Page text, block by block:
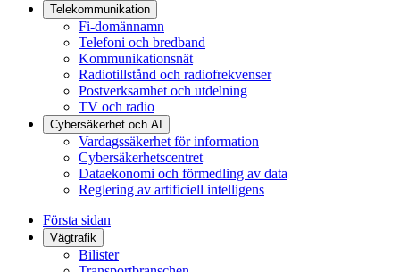
Telekommunikation
Fi-domännamn
Telefoni och bredband
Kommunikationsnät
Radiotillstånd och radiofrekvenser
Postverksamhet och utdelning
TV och radio
Cybersäkerhet och AI
Vardagssäkerhet för information
Cybersäkerhetscentret
Dataekonomi och förmedling av data
Reglering av artificiell intelligens
Första sidan
Vägtrafik
Bilister